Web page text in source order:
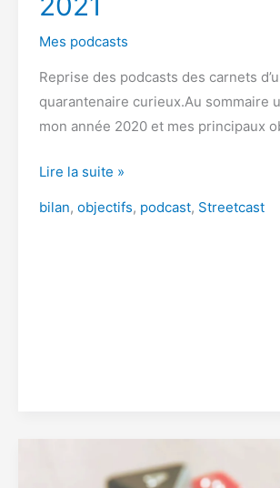
Mes podcasts
Reprise des podcasts des carnets
quarantenaire curieux.Au sommaire
mon année 2020 et mes principaux
Bilan
Lire la suite »
bilan, objectifs, podcast, Streetcast